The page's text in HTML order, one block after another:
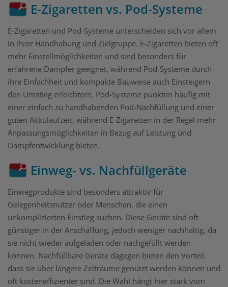
E-Zigaretten vs. Pod-Systeme
E-Zigaretten und Pod-Systeme unterscheiden sich vor allem
in ihrer Handhabung und Zielgruppe. E-Zigaretten bieten oft
mehr Einstellmöglichkeiten und sind besonders für
erfahrene Dampfer geeignet, während Pod-Systeme durch
ihre Einfachheit und kompakte Bauweise auch Einsteigern
den Umstieg erleichtern. Pod-Systeme punkten häufig mit
einer einfach zu handhabenden Pod-Nachfüllung und einer
guten Akkulaufzeit, während E-Zigaretten in der Regel mehr
Anpassungsmöglichkeiten in Bezug auf Leistung und
Dampfentwicklung bieten.
Einweg- vs. Nachfüllgeräte
Einwegprodukte sind besonders attraktiv für
Gelegenheitsnutzer oder Menschen, die einen
unkomplizierten Einstieg suchen. Diese Geräte sind oft
günstiger in der Anschaffung, jedoch weniger nachhaltig, da
sie nicht wieder aufgeladen oder nachgefüllt werden
können. Nachfüllbare Geräte dagegen bieten den Vorteil,
dass sie über längere Zeiträume genutzt werden können und
oft kosteneffizienter sind. Die Wahl hängt hier stark vom